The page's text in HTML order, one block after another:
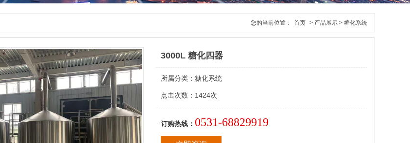
您的当前位置： 首页 > 产品展示 > 糖化系统
3000L 糖化四器
所属分类： 糖化系统
点击次数： 1424次
订购热线： 0531-68829919